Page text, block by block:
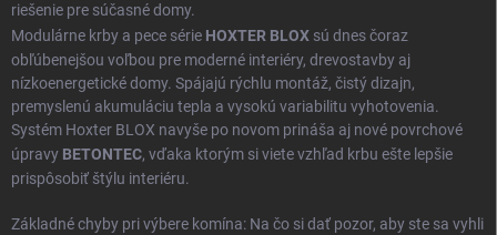
riešenie pre súčasné domy.
Modulárne krby a pece série HOXTER BLOX sú dnes čoraz
obľúbenejšou voľbou pre moderné interiéry, drevostavby aj
nízkoenergetické domy. Spájajú rýchlu montáž, čistý dizajn,
premyslenú akumuláciu tepla a vysokú variabilitu vyhotovenia.
Systém Hoxter BLOX navyše po novom prináša aj nové povrchové
úpravy BETONTEC, vďaka ktorým si viete vzhľad krbu ešte lepšie
prispôsobiť štýlu interiéru.
Základné chyby pri výbere komína: Na čo si dať pozor, aby ste sa vyhli